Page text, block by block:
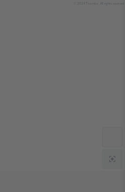
© 2024 Ticombo. All rights reserved